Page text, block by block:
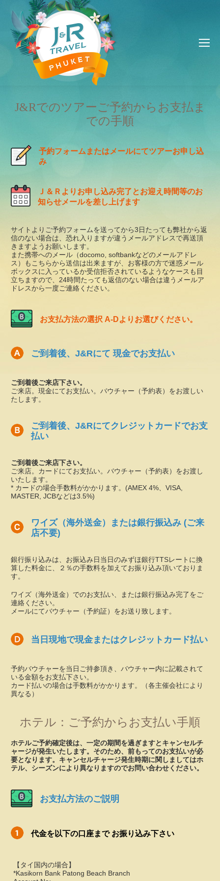
J&Rでのツアーご予約からお支払ま
での手順
予約フォームまたはメールにてツアーお申し込
み
Ｊ＆Ｒよりお申し込み完了とお迎え時間等のお
知らせメールを差し上げます
サイトよりご予約フォームを送ってから3日たっても弊社から返
信のない場合は、恐れ入りますが違うメールアドレスで再送頂
きますようお願いします。
また携帯へのメール（docomo, softbankなどのメールアドレ
ス）もこちらから送信は出来ますが、お客様の方で迷惑メール
ボックスに入っているか受信拒否されているようなケースも目
立ちますので、24時間たっても返信のない場合は違うメールア
ドレスから一度ご連絡ください。
お支払方法の選択 A-Dよりお選びください。
ご到着後、J&Rにて 現金でお支払い
ご到着後ご来店下さい。
ご来店。現金にてお支払い。バウチャー（予約表）をお渡しい
たします。
ご到着後、J&Rにてクレジットカードでお支
払い
ご到着後ご来店下さい。
ご来店。カードにてお支払い。バウチャー（予約表）をお渡し
いたします。
* カードの場合手数料がかかります。(AMEX 4%、VISA,
MASTER, JCBなどは3.5%)
ワイズ（海外送金）または銀行振込み (ご来
店不要)
銀行振り込みは、お振込み日当日のみずほ銀行TTSレートに換
算した料金に、２％の手数料を加えてお振り込み頂いておりま
す。
ワイズ（海外送金）でのお支払い、または銀行振込み完了をご
連絡ください。
メールにてバウチャー（予約証）をお送り致します。
当日現地で現金またはクレジットカード払い
予約バウチャーを当日ご持参頂き、バウチャー内に記載されて
いる金額をお支払下さい。
カード払いの場合は手数料がかかります。（各主催会社により
異なる）
ホテル：ご予約からお支払い手順
ホテルご予約確定後は、一定の期間を過ぎますとキャンセルチ
ャージが発生いたします。そのため、前もってのお支払いが必
要となります。キャンセルチャージ発生時期に関しましてはホ
テル、シーズンにより異なりますのでお問い合わせください。
お支払方法のご説明
代金を以下の口座まで お振り込み下さい
【タイ国内の場合】
*Kasikorn Bank Patong Beach Branch